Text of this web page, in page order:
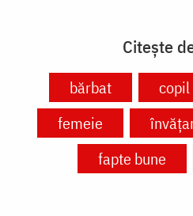
Citește
bărbat copil
femeie
fapte bune